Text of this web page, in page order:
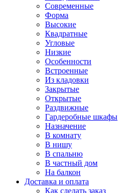
Современные
Форма
Высокие
Квадратные
Угловые
Низкие
Особенности
Встроенные
Из кладовки
Закрытые
Открытые
Раздвижные
Гардеробные шкафы
Назначение
В комнату
В нишу
В спальню
В частный дом
На балкон
Доставка и оплата
Как сделать заказ